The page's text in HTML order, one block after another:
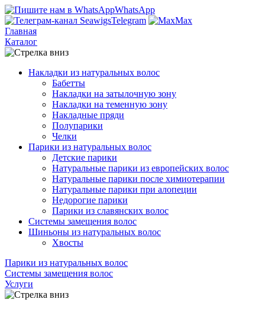
WhatsApp
Telegram
Max
Главная
Каталог
Накладки из натуральных волос
Бабетты
Накладки на затылочную зону
Накладки на теменную зону
Накладные пряди
Полупарики
Челки
Парики из натуральных волос
Детские парики
Натуральные парики из европейских волос
Натуральные парики после химиотерапии
Натуральные парики при алопеции
Недорогие парики
Парики из славянских волос
Системы замещения волос
Шиньоны из натуральных волос
Хвосты
Парики из натуральных волос
Системы замещения волос
Услуги